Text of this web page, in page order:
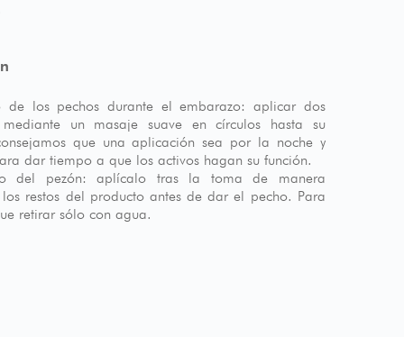
de los pechos durante el embarazo: aplicar dos
un masaje suave en círculos hasta su
que una aplicación sea por la noche y
dar tiempo a que los activos hagan su función.
del pezón: aplícalo tras la toma de manera
los restos del producto antes de dar el pecho. Para
retirar sólo con agua.